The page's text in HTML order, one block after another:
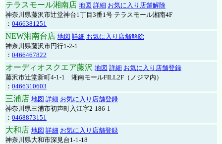
テラスモール湘南店 地図 詳細 お気に入り店舗解除
神奈川県藤沢市辻堂神台1丁目3番1号 テラスモール湘南4F
： 0466381251
NEW湘南台店 地図 詳細 お気に入り店舗解除
神奈川県藤沢市円行1-2-1
： 0466467822
オーディオスクエア藤沢 地図 詳細 お気に入り店舗登録
藤沢市辻堂新町4-1-1 湘南モールFILL2F（ノジマ内）
： 0466310603
三浦店 地図 詳細 お気に入り店舗登録
神奈川県三浦市初声町入江字2-186-1
： 0468873151
大和店 地図 詳細 お気に入り店舗登録
神奈川県大和市深見台1-1-18